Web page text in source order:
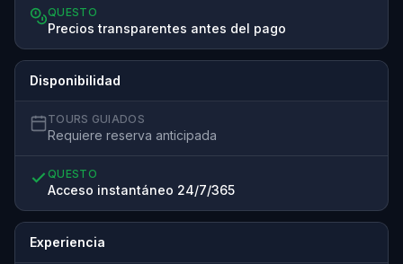
QUESTO
Precios transparentes antes del pago
Disponibilidad
TOURS GUIADOS
Requiere reserva anticipada
QUESTO
Acceso instantáneo 24/7/365
Experiencia